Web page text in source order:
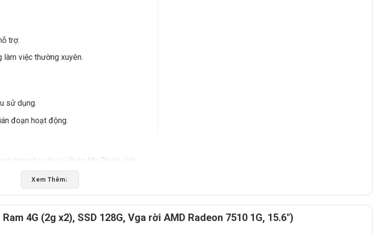
trợ.
làm việc thường xuyên.
sử dụng.
đoạn hoạt động.
hàng/tư vấn tại Buôn Ma Thuột, Đắk
Bấm 5 sao để ủng hộ shop
Xem Thêm↓
4G (2g x2), SSD 128G, Vga rời AMD Radeon 7510 1G, 15.6″)